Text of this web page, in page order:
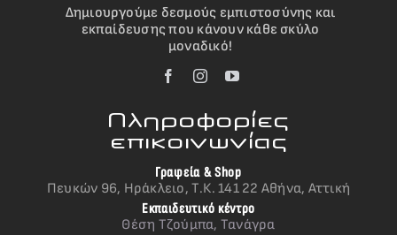
Δημιουργούμε δεσμούς εμπιστοσύνης και
εκπαίδευσης που κάνουν κάθε σκύλο
μοναδικό!
Πληροφορίες
επικοινωνίας
Γραφεία & Shop
Πευκών 96, Ηράκλειο, Τ.Κ. 141 22 Αθήνα, Αττική
Εκπαιδευτικό κέντρο
Θέση Τζούμπα, Τανάγρα